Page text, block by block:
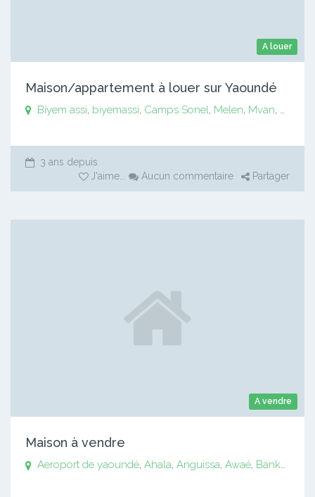
A louer
Maison/appartement à louer sur Yaoundé
Biyem assi biyemassi Camps Sonel Melen Mvan
3 ans depuis
J'aime ... Aucun commentaire Partager
A vendre
Maison à vendre
Aeroport de yaoundé, Ahala, Anguissa, Awaé, Bankomo